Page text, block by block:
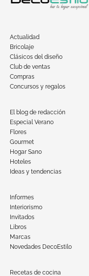
Actualidad
Bricolaje
Clásicos del diseño
Club de ventas
Compras
Concursos y regalos
El blog de redacción
Especial Verano
Flores
Gourmet
Hogar Sano
Hoteles
Ideas y tendencias
Informes
Interiorismo
Invitados
Libros
Marcas
Novedades DecoEstilo
Recetas de cocina